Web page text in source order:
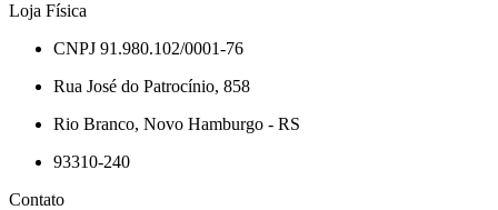
Loja Física
CNPJ 91.980.102/0001-76
Rua José do Patrocínio, 858
Rio Branco, Novo Hamburgo - RS
93310-240
Contato